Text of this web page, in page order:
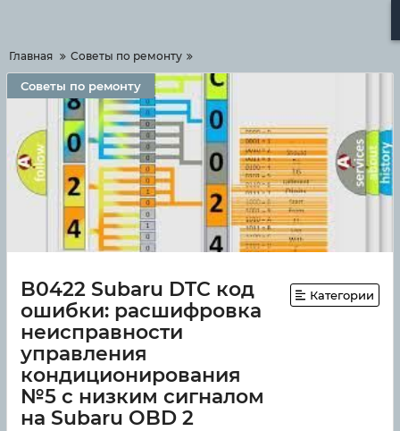
Главная Советы по ремонту
Советы по ремонту
B0422 Subaru DTC код
ошибки: расшифровка
неисправности
управления
кондиционирования
№5 с низким сигналом
на Subaru OBD 2
Категории